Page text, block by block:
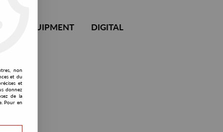
DJ EQUIPMENT DIGITAL
non
et du
et
donnez
de la
Pour en